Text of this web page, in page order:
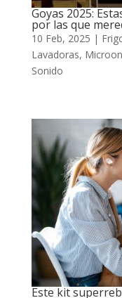
Goyas 2025:
por las que
10 Feb, 2025 |
Lavadoras,
Sonido
Este kit